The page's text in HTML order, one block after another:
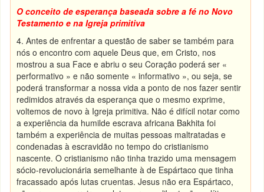
O conceito de esperança baseada sobre a fé no Novo
Testamento e na Igreja primitiva
4. Antes de enfrentar a questão de saber se também para
nós o encontro com aquele Deus que, em Cristo, nos
mostrou a sua Face e abriu o seu Coração poderá ser «
performativo » e não somente « informativo », ou seja, se
poderá transformar a nossa vida a ponto de nos fazer sentir
redimidos através da esperança que o mesmo exprime,
voltemos de novo à Igreja primitiva. Não é difícil notar como
a experiência da humilde escrava africana Bakhita foi
também a experiência de muitas pessoas maltratadas e
condenadas à escravidão no tempo do cristianismo
nascente. O cristianismo não tinha trazido uma mensagem
sócio-revolucionária semelhante à de Espártaco que tinha
fracassado após lutas cruentas. Jesus não era Espártaco,